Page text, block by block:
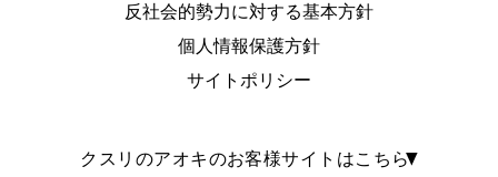
反社会的勢力に対する基本方針
個人情報保護方針
サイトポリシー
クスリのアオキのお客様サイトはこちら